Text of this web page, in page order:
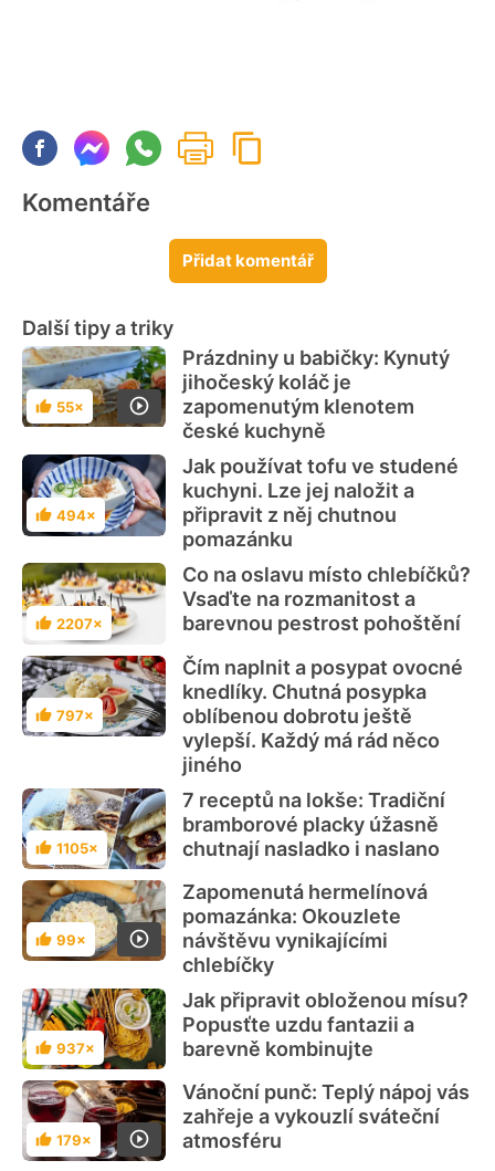
Komentáře
Přidat komentář
Další tipy a triky
Hodnocení
55×
Prázdniny u babičky: Kynutý
jihočeský koláč je
zapomenutým klenotem
české kuchyně
Hodnocení
494×
Jak používat tofu ve studené
kuchyni. Lze jej naložit a
připravit z něj chutnou
pomazánku
Hodnocení
2207×
Co na oslavu místo chlebíčků?
Vsaďte na rozmanitost a
barevnou pestrost pohoštění
Hodnocení
797×
Čím naplnit a posypat ovocné
knedlíky. Chutná posypka
oblíbenou dobrotu ještě
vylepší. Každý má rád něco
jiného
Hodnocení
1105×
7 receptů na lokše: Tradiční
bramborové placky úžasně
chutnají nasladko i naslano
Hodnocení
99×
Zapomenutá hermelínová
pomazánka: Okouzlete
návštěvu vynikajícími
chlebíčky
Hodnocení
937×
Jak připravit obloženou mísu?
Popusťte uzdu fantazii a
barevně kombinujte
Hodnocení
179×
Vánoční punč: Teplý nápoj vás
zahřeje a vykouzlí sváteční
atmosféru